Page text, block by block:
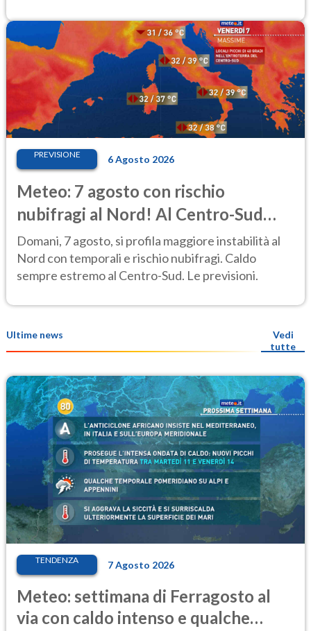
PREVISIONE 6 Agosto 2026
Meteo: 7 agosto con rischio
nubifragi al Nord! Al Centro-Sud
caldo estremo
Domani, 7 agosto, si profila maggiore instabilità al
Nord con temporali e rischio nubifragi. Caldo
sempre estremo al Centro-Sud. Le previsioni.
Ultime news
Vedi
tutte
TENDENZA 7 Agosto 2026
Meteo: settimana di Ferragosto al
via con caldo intenso e qualche